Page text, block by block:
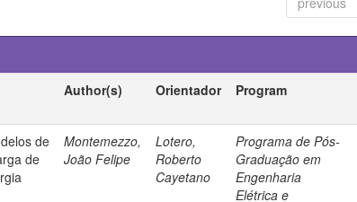
Author(s) Orientador Program
de
de
Montemezzo,
João Felipe
Lotero,
Roberto
Cayetano
Programa de Pós-
Graduação em
Engenharia
Elétrica e